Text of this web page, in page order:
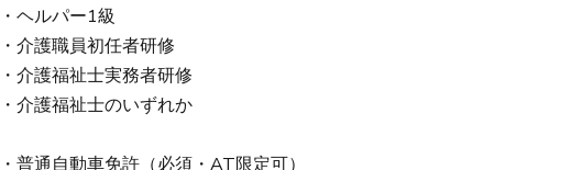
・ヘルパー1級
・介護職員初任者研修
・介護福祉士実務者研修
・介護福祉士のいずれか
・普通自動車免許（必須・AT限定可）